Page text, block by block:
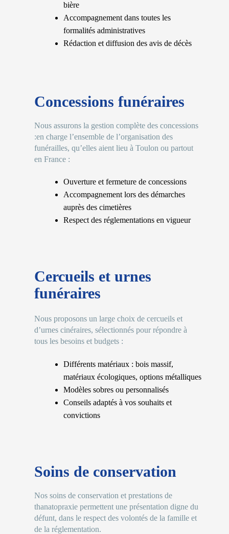
bière
Accompagnement dans toutes les
formalités administratives
Rédaction et diffusion des avis de décès
Concessions funéraires
Nous assurons la gestion complète des concessions
:en charge l’ensemble de l’organisation des
funérailles, qu’elles aient lieu à Toulon ou partout
en France :
Ouverture et fermeture de concessions
Accompagnement lors des démarches
auprès des cimetières
Respect des réglementations en vigueur
Cercueils et urnes
funéraires
Nous proposons un large choix de cercueils et
d’urnes cinéraires, sélectionnés pour répondre à
tous les besoins et budgets :
Différents matériaux : bois massif,
matériaux écologiques, options métalliques
Modèles sobres ou personnalisés
Conseils adaptés à vos souhaits et
convictions
Soins de conservation
Nos soins de conservation et prestations de
thanatopraxie permettent une présentation digne du
défunt, dans le respect des volontés de la famille et
de la réglementation.